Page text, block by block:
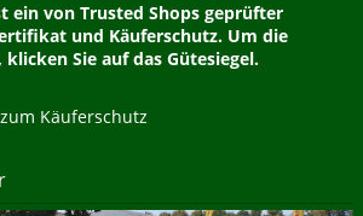
ein von Trusted Shops geprüfter
und Käuferschutz. Um die
Sie auf das Gütesiegel.
Käuferschutz